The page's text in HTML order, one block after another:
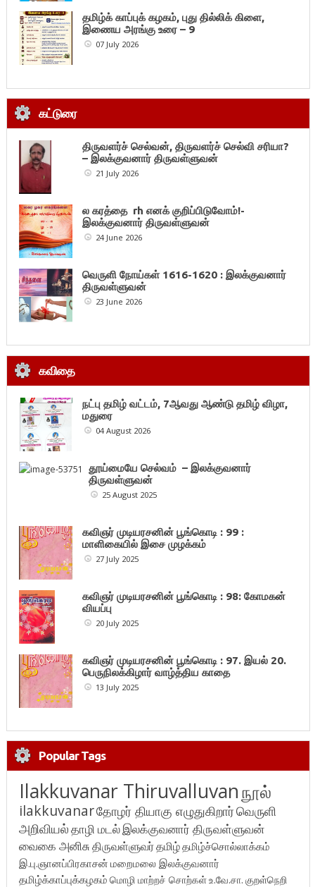
தமிழ்க் காப்புக் கழகம், புது தில்லிக் கிளை,
இணைய அரங்கு உரை – 9
07 July 2026
கட்டுரை
திருவளர்ச் செல்வன், திருவளர்ச் செல்வி சரியா?
– இலக்குவனார் திருவள்ளுவன்
21 July 2026
ல கரத்தை rh எனக் குறிப்பிடுவோம்!-
இலக்குவனார் திருவள்ளுவன்
24 June 2026
வெருளி நோய்கள் 1616-1620 : இலக்குவனார்
திருவள்ளுவன்
23 June 2026
கவிதை
நட்பு தமிழ் வட்டம், 7ஆவது ஆண்டு தமிழ் விழா,
மதுரை
04 August 2026
தூய்மையே செல்வம் – இலக்குவனார்
திருவள்ளுவன்
25 August 2025
கவிஞர் முடியரசனின் பூங்கொடி : 99 :
மாளிகையில் இசை முழக்கம்
27 July 2025
கவிஞர் முடியரசனின் பூங்கொடி : 98: கோமகன்
வியப்பு
20 July 2025
கவிஞர் முடியரசனின் பூங்கொடி : 97. இயல் 20.
பெருநிலக்கிழார் வாழ்த்திய காதை
13 July 2025
Popular Tags
Ilakkuvanar Thiruvalluvanநூல்
ilakkuvanarதோழர் தியாகு எழுதுகிறார்வெருளி
அறிவியல்தாழி மடல்இலக்குவனார் திருவள்ளுவன்
வைகை அனிசுதிருவள்ளுவர்தமிழ்தமிழ்ச்சொல்லாக்கம்
இ.பு.ஞானப்பிரகாசன் மறைமலை இலக்குவனார்
தமிழ்க்காப்புக்கழகம் மொழி மாற்றச் சொற்கள்உ.வே.சா. குறள்நெறி